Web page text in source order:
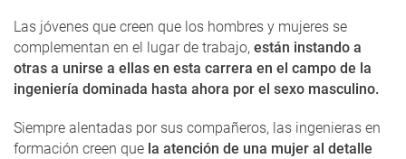
Las jóvenes que creen que los hombres y mujeres se
complementan en el lugar de trabajo, están instando a
otras a unirse a ellas en esta carrera en el campo de la
ingeniería dominada hasta ahora por el sexo masculino.
Siempre alentadas por sus compañeros, las ingenieras en
formación creen que la atención de una mujer al detalle